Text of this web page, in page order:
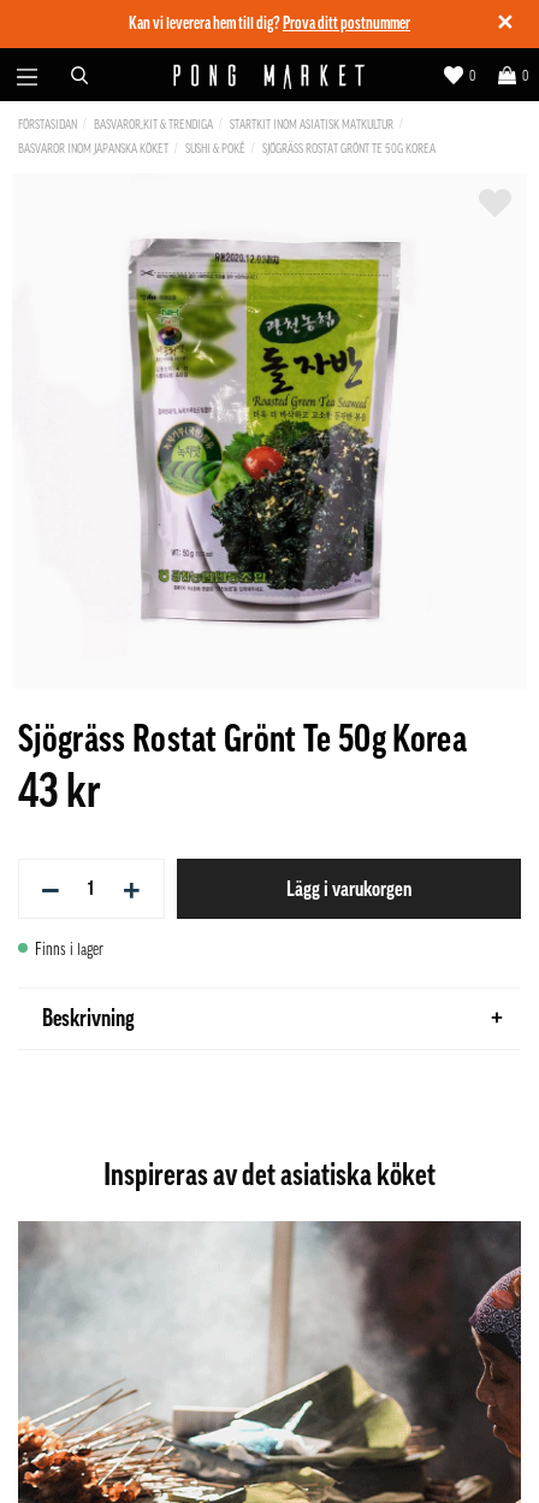
✕
Kan vi leverera hem till dig? Prova ditt postnummer
0
0
FÖRSTASIDAN BASVAROR,KIT & TRENDIGA
STARTKIT INOM ASIATISK MATKULTUR
BASVAROR INOM JAPANSKA KÖKET
SUSHI & POKÉ SJÖGRÄSS ROSTAT GRÖNT TE 50G KOREA
Sjögräss Rostat Grönt Te 50g Korea
43 kr
− + Lägg i varukorgen
Finns i lager
Beskrivning
Inspireras av det asiatiska köket